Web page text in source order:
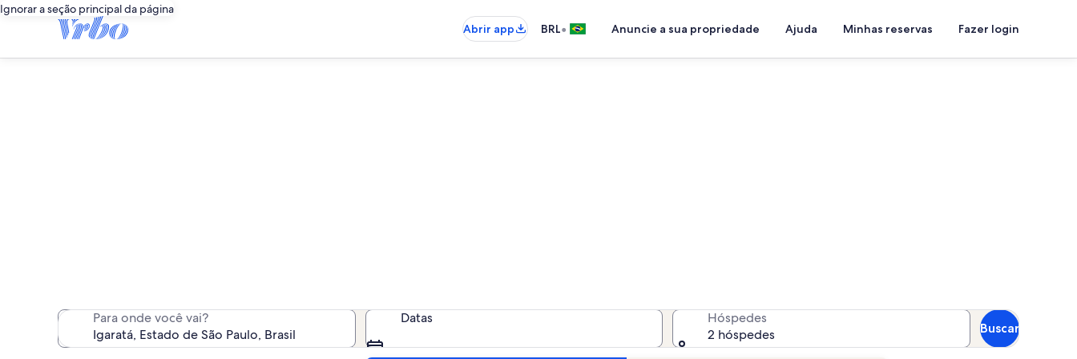
Ignorar a seção principal da página
Abrir app
BRL• Anuncie a sua propriedade Ajuda Minhas reservas Fazer login
Para onde você vai? Datas
Hóspedes
2 hóspedes
Buscar